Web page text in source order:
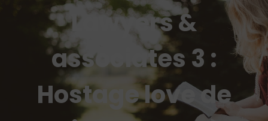
Lawyers &
associates 3 :
Hostage love de